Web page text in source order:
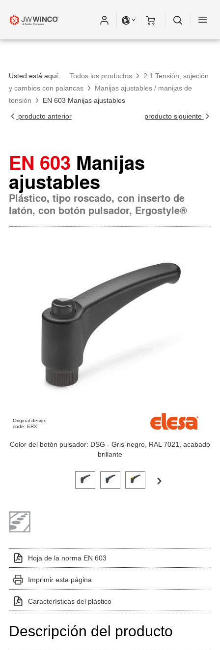
Usted está aquí: Todos los productos
2.1 Tensión, sujeción
y cambios con palancas
Manijas ajustables / manijas de
tensión
EN 603 Manijas ajustables
producto anterior
producto siguiente
EN 603 Manijas
ajustables
Plástico, tipo roscado, con inserto de
latón, con botón pulsador, Ergostyle®
Original design
code: ERX.
Color del botón pulsador: DSG - Gris-negro, RAL 7021, acabado
brillante
Haga clic en una imagen de variante para verla
Hoja de la norma EN 603
Imprimir esta página
Características del plástico
Descripción del producto